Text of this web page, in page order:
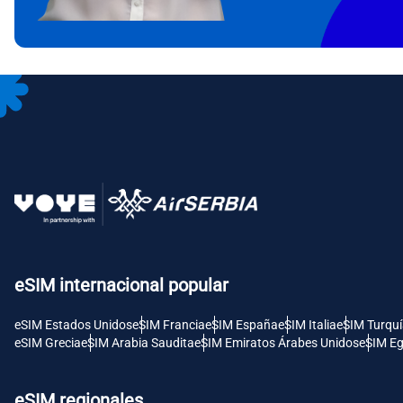
eSIM internacional popular
eSIM Estados UnidoseSIM FranciaeSIM EspañaeSIM ItaliaeSIM
eSIM GreciaeSIM Arabia SauditaeSIM Emiratos Árabes UnidoseSIM